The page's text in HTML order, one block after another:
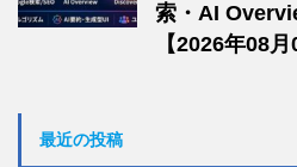
索・AI
【2026年08
最近の投稿